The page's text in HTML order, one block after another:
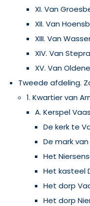
XI. Van
XII. Van
XIII. Van
XIV. Van
XV. Van
Tweede afdeling.
1. Kwartier van
A. Kerspel
De kerk te
De mark
Het
Het kasteel
Het dorp
Het dorp